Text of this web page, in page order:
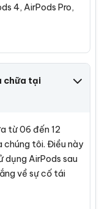
4, AirPods Pro,
chữa tại
từ 06 đến 12
chúng tôi. Điều này
dụng AirPods sau
về sự cố tái